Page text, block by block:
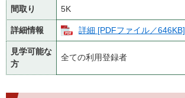
間取り 5K
詳細情報 詳細 [PDFファイル／646KB]
見学可能な
方
全ての利用登録者